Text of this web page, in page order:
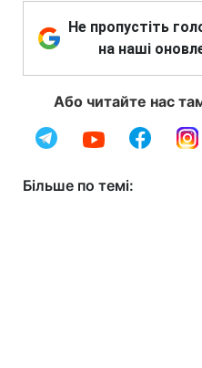
Не пропустіть
на наші
Або читайте нас
Більше по темі: